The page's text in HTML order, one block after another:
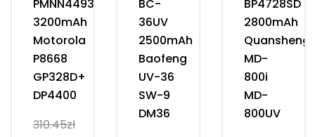
PMNN4493D
3200mAh
Motorola
P8668
GP328D+
DP4400
310.45zł
BC-
36UV
2500mAh
Baofeng
UV-36
SW-9
DM36
BP4728SD
2800mAh
Quansheng
MD-
800i
MD-
800UV